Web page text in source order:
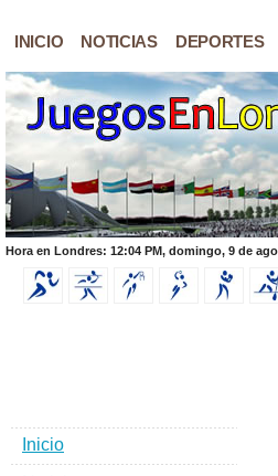
INICIO NOTICIAS DEPORTES
Hora en Londres: 12:04 PM, domingo, 9 de
Inicio